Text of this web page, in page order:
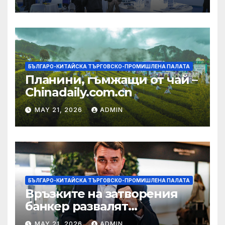
екосистема в Китай
БЪЛГАРО-КИТАЙСКА ТЪРГОВСКО-ПРОМИШЛЕНА ПАЛАТА
Планини, гъмжащи от чай –
Chinadaily.com.cn
MAY 21, 2026 ADMIN
БЪЛГАРО-КИТАЙСКА ТЪРГОВСКО-ПРОМИШЛЕНА ПАЛАТА
Връзките на затворения
банкер развалят
надеждите на Флавио